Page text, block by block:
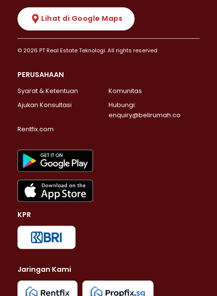
Lihat di Google Maps
© 2026 PT Real Estate Teknologi. All rights reserved
PERUSAHAAN
Syarat & Ketentuan
Komunitas
Ajukan Konsultasi
Hubungi:
enquiry@belirumah.co
Rentfix.com
KPR
Jaringan Kami